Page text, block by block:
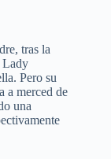
tras la
Lady
Pero su
a merced de
una